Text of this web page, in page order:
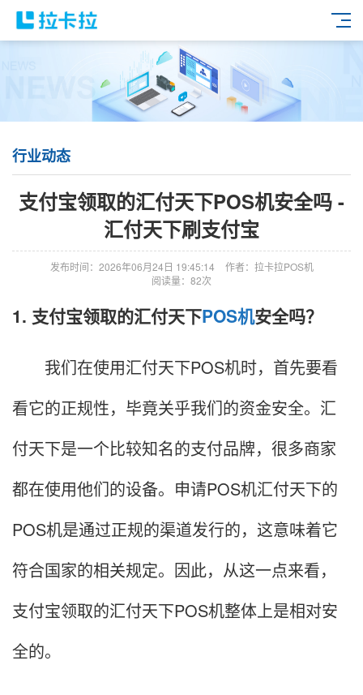
行业动态
支付宝领取的汇付天下POS机安全吗 -
汇付天下刷支付宝
发布时间：2026年06月24日 19:45:14
作者：拉卡拉POS机
阅读量：82次
1. 支付宝领取的汇付天下POS机安全吗？
我们在使用汇付天下POS机时，首先要看
看它的正规性，毕竟关乎我们的资金安全。汇
付天下是一个比较知名的支付品牌，很多商家
都在使用他们的设备。申请POS机汇付天下的
POS机是通过正规的渠道发行的，这意味着它
符合国家的相关规定。因此，从这一点来看，
支付宝领取的汇付天下POS机整体上是相对安
全的。